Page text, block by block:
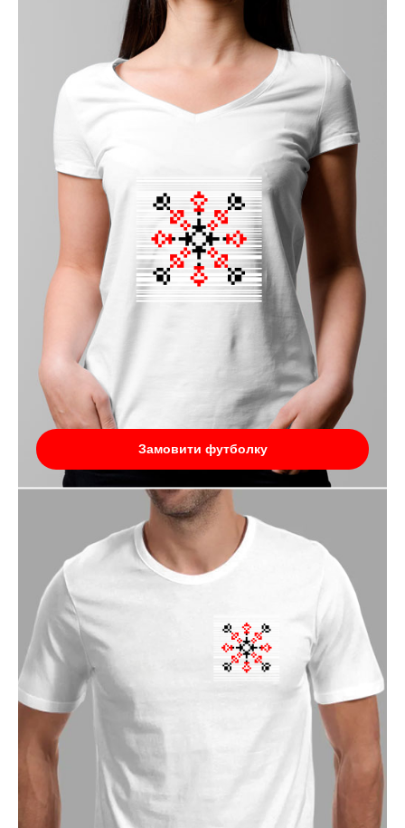
Замовити футболку